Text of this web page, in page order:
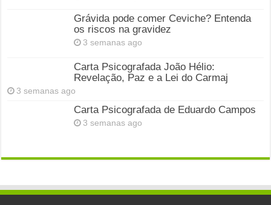
Grávida pode comer Ceviche? Entenda
os riscos na gravidez
3 semanas ago
Carta Psicografada João Hélio:
Revelação, Paz e a Lei do Carmaj
3 semanas ago
Carta Psicografada de Eduardo Campos
3 semanas ago